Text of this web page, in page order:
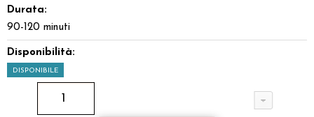
Durata:
90-120 minuti
Disponibilità:
DISPONIBILE